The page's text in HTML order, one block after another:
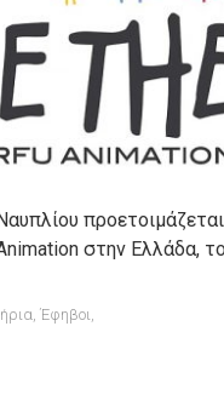
στην Ελλάδα,
,Έφηβοι,